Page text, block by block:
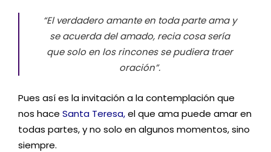
“El verdadero amante en toda parte ama y
se acuerda del amado, recia cosa sería
que solo en los rincones se pudiera traer
oración”.
Pues así es la invitación a la contemplación que
nos hace Santa Teresa,el que ama puede amar en
todas partes, y no solo en algunos momentos, sino
siempre.